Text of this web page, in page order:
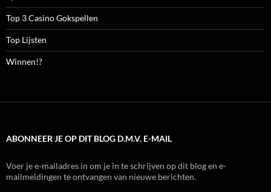
Top 3 Casino Gokspellen
Top Lijsten
Winnen!?
ABONNEER JE OP DIT BLOG D.M.V. E-MAIL
Voer je e-mailadres in om je in te schrijven op dit blog en e-
mailmeldingen te ontvangen van nieuwe berichten.